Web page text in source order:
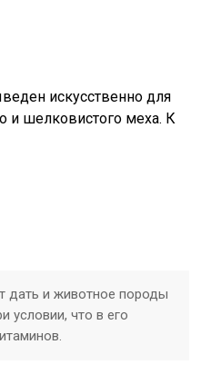
искусственно для
и шелковистого меха. К
дать и животное породы
условии, что в его